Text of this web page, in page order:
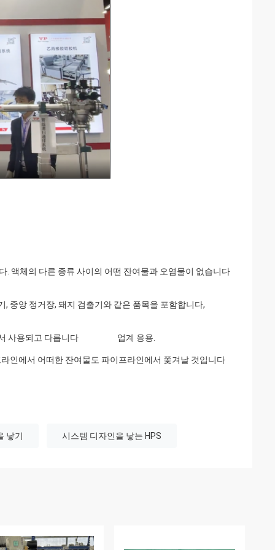
체의 다른 종류 사이의 어떤 잔여물과 오염물이 없습니다
, 중앙 정거장, 돼지 검출기와 같은 품목을 포함합니다,
에서 사용되고 다릅니다 업계 응용.
에서 어떠한 잔여물도 파이프라인에서 쫓겨날 것입니다
낳기 시스템 디자인을 낳는 HPS